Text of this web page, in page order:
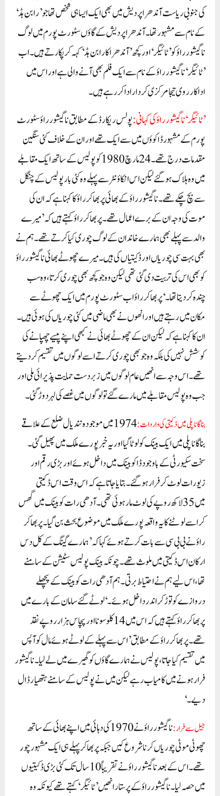
کی جنوبی ریاست آندھرا پردیش میں بھی ایک ایسا ہی شخص تھا جو ’رابن ہڈ‘
کے نام سے مشہور تھا۔آندھرا پردیش کے گاؤں سٹورٹ پورم میں لوگ
ناگیشور راؤ کو ’ٹائیگر‘ اور کچھ ’آندھرا کا رابن ہڈ‘ کہہ کر پکارتے ہیں۔اب
’ٹائیگر‘ ناگیشور راؤ کے نام سے ایک فلم بھی آنے والی ہے اور اس میں
اداکار روی تیجا مرکزی کردار ادا کر رہے ہیں۔
’ٹائیگر‘ ناگیشور راؤ کی کہانی:پولس ریکارڈ کے مطابق ناگیشور راؤ سٹورٹ
پورم کے مشہور ڈاکوؤں میں سے ایک تھے اور ان کے خلاف کئی سنگین
مقدمات درج تھے۔24 مارچ 1980 کو پولیس کے ساتھ ایک مقابلے
میں وہ ہلاک ہو گئے لیکن اس انکاؤنٹر سے پہلے وہ کئی بار پولیس کے چنگل
سے بچ چکے تھے۔ناگیشور راؤ کے بھائی پربھاکر راؤ کا کہنا ہے کہ ان کی
موت کی وجہ ان کے برے اعمال تھے۔پربھاکر راؤ کہتے ہیں کہ ’میرے
والد سے پہلے بھی ہمارے خاندان کے لوگ چوری کیا کرتے تھے۔ ہم نے
بھی بہت سی چوریاں اور ڈکیتیاں کی ہیں۔ میرے چھوٹے بھائی ناگیشور راؤ
کو بھی اس کی تربیت دی گئی تھی لیکن وہ جو کچھ بھی چوری کرتا، وہ سب
چندہ کر دیتا تھا۔‘پربھاکر راؤ اب سٹورٹ پورم میں ایک چھوٹے سے
مکان میں رہتے ہیں اور انھوں نے بھی ماضی میں کئی چوریاں کی ہوئی ہیں۔
ان کا کہنا ہے کہ لیکن ان کے چھوٹے بھائی نے کبھی اپنے پیسے چھپانے کی
کوشش نہیں کی بلکہ وہ جو بھی چوری کرتے اسے لوگوں میں تقسیم کر دیتے
تھے۔اس وجہ سے انھیں عام لوگوں میں زبردست حمایت پذیرائی ملی اور
جب وہ پولیس مقابلے میں مارے گئے تو لوگوں میں غصے کی لہر دوڑ گئی۔
بناگاناپلی میں ڈکیتی کی واردات:
1974 میں موجودہ نندیال ضلع کے علاقے
بناگاناپلی میں ایک بینک کو لوٹا گیا اور یہ خبر پورے ملک میں پھیل گئی۔
سخت سکیورٹی کے باوجود ڈاکو بینک میں داخل ہوئے اور بڑی رقم اور
زیورات لوٹ کر فرار ہو گئے۔ بتایا جاتا ہے کہ اس وقت اس ڈکیتی
میں 35 لاکھ روپے کی لوٹ مار ہوئی تھی۔آدھی رات کو بینک میں گھس
کر اسے لوٹنے کا یہ واقعہ پورے ملک میں موضوع بحث بن گیا۔پربھاکر
راؤ نے بی بی سی سے بات کرتے ہوئے کہا کہ ’ہمارے گینگ کے کل دس
ارکان اس ڈکیتی میں ملوث تھے۔ چونکہ بینک پولیس سٹیشن کے سامنے
تھا، اس لیے ہم نے احتیاط برتی۔ ہم آدھی رات کو بینک کے پچھلے
دروازے کو توڑ کر اندر داخل ہوئے۔‘لوٹے گئے سامان کے بارے میں
پربھاکر راؤ کہتے ہیں کہ اس میں 14 کلو سونا اور پچاس ہزار روپے نقد
تھے۔پربھاکر راؤ کے مطابق ’اس سے پہلے کے لوٹے ہوئے مال کو آپس
میں تقسیم کیا جاتا، پولیس نے ہمارے گاؤں کو گھیرے میں لے لیا۔ ناگیشور
فرار ہونے میں کامیاب رہے لیکن میں نے پولیس کے سامنے ہتھیار ڈال
دیے۔‘
جیل سے فرار:
ناگیشور راؤ نے 1970 کی دہائی میں اپنے بھائی کے ساتھ
چھوٹی موٹی چوریاں کرنا شروع کیں جبکہ پربھاکر پہلے ہی ایک مشہور چور
تھے۔ اس کے بعد ناگیشور راؤ نے تقریباً 10 سال تک کئی بڑی ڈکیتیوں
میں حصہ لیا۔ناگیشور راؤ کے پرستار انھیں ’ٹائیگر‘ کہتے تھے کیونکہ وہ